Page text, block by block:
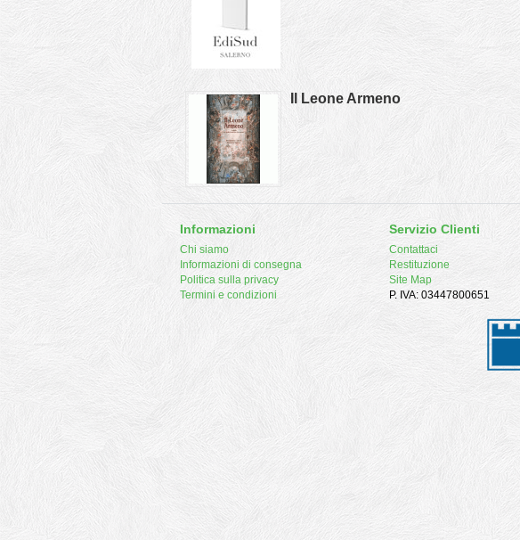
Il Leone Armeno
Informazioni
Chi siamo
Informazioni di consegna
Politica sulla privacy
Termini e condizioni
Servizio Clienti
Contattaci
Restituzione
Site Map
P. IVA: 03447800651